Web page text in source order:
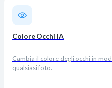
Colore Occhi IA
Cambia il colore degli occhi in
qualsiasi foto.